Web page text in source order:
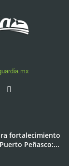
fortalecimiento
Peñasco:...